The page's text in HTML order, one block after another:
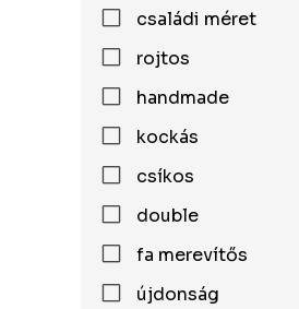
családi méret
rojtos
handmade
kockás
csíkos
double
fa merevítős
újdonság